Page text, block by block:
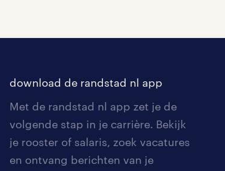
download de randstad nl app
Met de randstad nl app zet je de
volgende stap in je carrière. Bekijk
je rooster of salaris, zoek vacatures
en ontvang berichten van je